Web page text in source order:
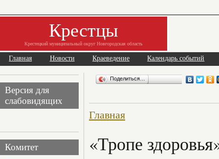
Крестцы
Крестецкий муниципальный округ Новгородская область
Главная Новости Краеведение Календарь событий
Версия для
слабовидящих
Комитет
Поделиться…
Главная
«Тропе